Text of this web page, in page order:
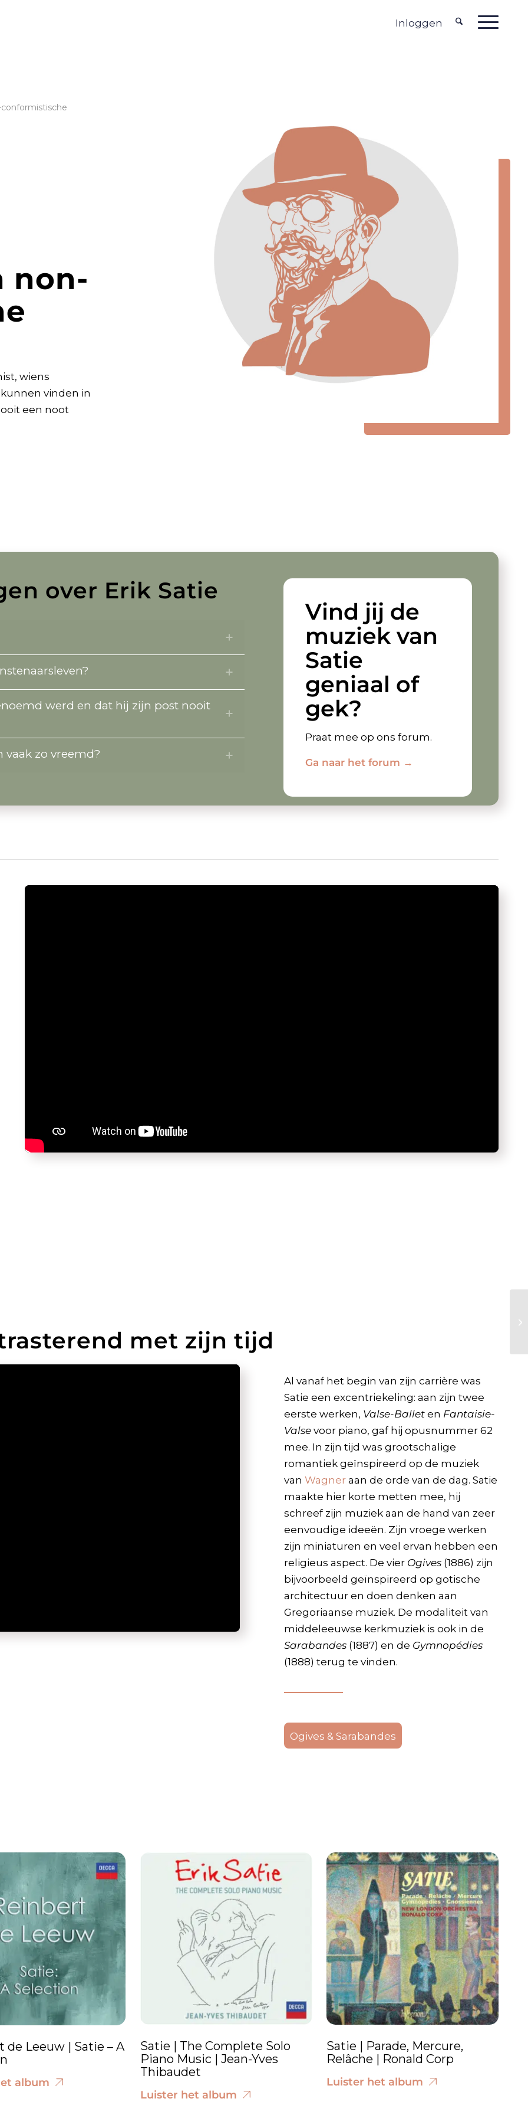
Inloggen
non-
wiens
vinden in
een noot
over Erik Satie
werd en dat hij zijn post nooit
vaak zo vreemd?
Vind jij de
muziek van
Satie
geniaal of
gek?
Praat mee op ons forum.
Ga naar het forum →
met zijn tijd
Al vanaf het begin van zijn carrière was
Satie een excentriekeling: aan zijn twee
eerste werken, Valse-Ballet en Fantaisie-
Valse voor piano, gaf hij opusnummer 62
mee. In zijn tijd was grootschalige
romantiek geïnspireerd op de muziek
van Wagner aan de orde van de dag. Satie
maakte hier korte metten mee, hij
schreef zijn muziek aan de hand van zeer
eenvoudige ideeën. Zijn vroege werken
zijn miniaturen en veel ervan hebben een
religieus aspect. De vier Ogives (1886) zijn
bijvoorbeeld geïnspireerd op gotische
architectuur en doen denken aan
Gregoriaanse muziek. De modaliteit van
middeleeuwse kerkmuziek is ook in de
Sarabandes (1887) en de Gymnopédies
(1888) terug te vinden.
Ogives & Sarabandes
de Leeuw | Satie – A
album
Satie | The Complete Solo
Piano Music | Jean-Yves
Thibaudet
Luister het album
Satie | Parade, Mercure,
Relâche | Ronald Corp
Luister het album